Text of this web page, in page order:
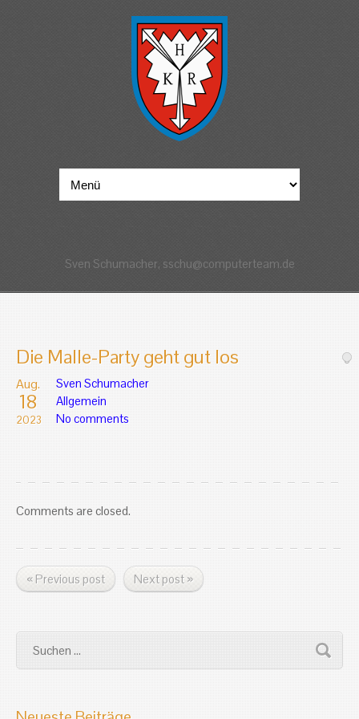
Sven Schumacher, sschu@computerteam.de
Die Malle-Party geht gut los
Aug.
18
2023
Sven Schumacher
Allgemein
No comments
Comments are closed.
« Previous post Next post »